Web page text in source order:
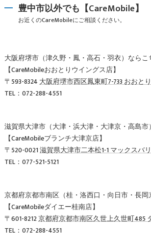
豊中市以外でも【CareMobile】
お近くのCareMobileにご相談ください。
大阪府堺市（津久野・鳳・高石・羽衣）なら
【CareMobileおおとりウイングス店】
〒593-8324大阪府堺市西区鳳東町7-733 おおと
TEL：072-288-4551
滋賀県大津市（大津・浜大津・大津京・高島
【CareMobileブランチ大津京店】
〒520-0021滋賀県大津市二本松1-1 マックスバ
TEL：077-521-5121
京都府京都市南区（桂・洛西口・向日市・長
【CareMobileダイエー桂南店】
〒601-8212京都府京都市南区久世上久世町485
TEL：072-288-4551